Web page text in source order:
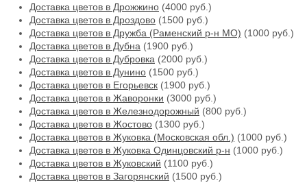
Доставка цветов в Дрожжино (4000 руб.)
Доставка цветов в Дроздово (1500 руб.)
Доставка цветов в Дружба (Раменский р-н МО) (1000 руб.)
Доставка цветов в Дубна (1900 руб.)
Доставка цветов в Дубровка (2000 руб.)
Доставка цветов в Дунино (1500 руб.)
Доставка цветов в Егорьевск (1900 руб.)
Доставка цветов в Жаворонки (3000 руб.)
Доставка цветов в Железнодорожный (800 руб.)
Доставка цветов в Жостово (1300 руб.)
Доставка цветов в Жуковка (Московская обл.) (1000 руб.)
Доставка цветов в Жуковка Одинцовский р-н (1000 руб.)
Доставка цветов в Жуковский (1100 руб.)
Доставка цветов в Загорянский (1500 руб.)